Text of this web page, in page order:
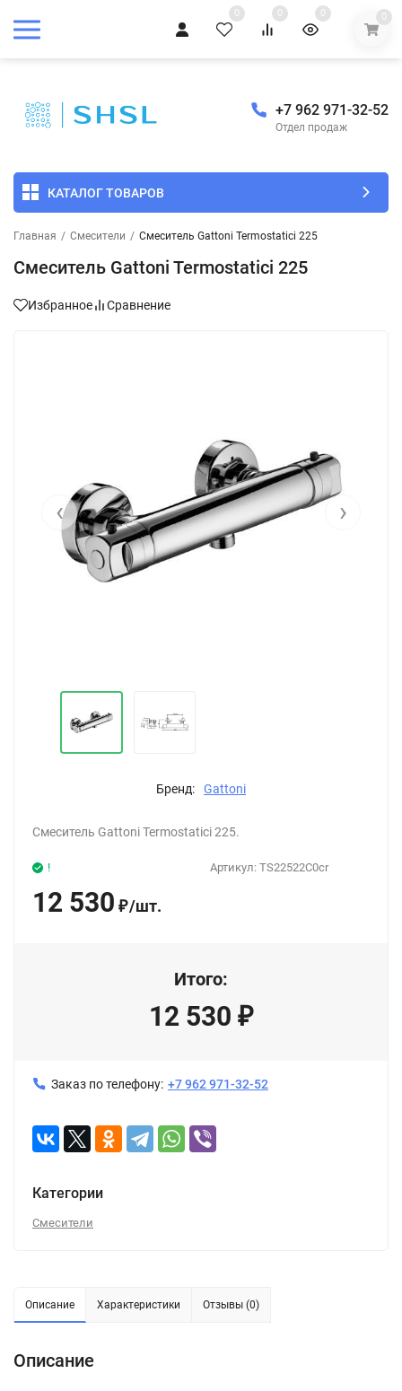
0 0 0 0
+7 962 971-32-52
Отдел продаж
КАТАЛОГ ТОВАРОВ
Главная / Смесители / Смеситель Gattoni Termostatici 225
Смеситель Gattoni Termostatici 225
Избранное Сравнение
‹ ›
Бренд: Gattoni
Смеситель Gattoni Termostatici 225.
Артикул: TS22522C0cr
!
12 530 ₽/шт.
Итого:
12 530 ₽
Заказ по телефону: +7 962 971-32-52
Категории
Смесители
Описание Характеристики Отзывы (0)
Описание